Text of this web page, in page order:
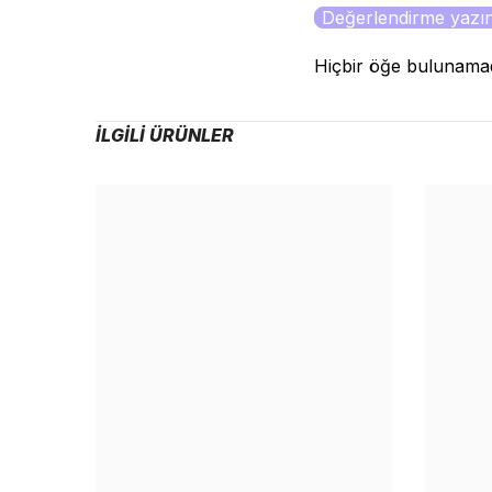
Değerlendirme
Hiçbir öğe
İLGILI ÜRÜNLER